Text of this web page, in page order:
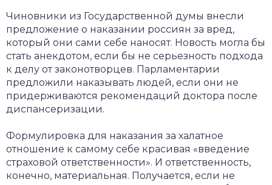
Чиновники из Государственной думы внесли
предложение о наказании россиян за вред,
который они сами себе наносят. Новость могла бы
стать анекдотом, если бы не серьезность подхода
к делу от законотворцев. Парламентарии
предложили наказывать людей, если они не
придерживаются рекомендаций доктора после
диспансеризации.
Формулировка для наказания за халатное
отношение к самому себе красивая «введение
страховой ответственности». И ответственность,
конечно, материальная. Получается, если не
и уход